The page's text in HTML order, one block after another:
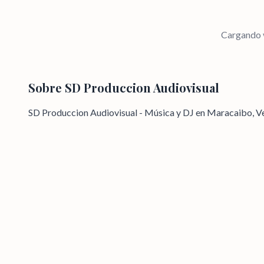
Cargando
Sobre SD Produccion Audiovisual
SD Produccion Audiovisual - Música y DJ en Maracaibo,